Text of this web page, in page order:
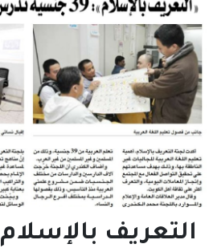
التعريف بالإسلام